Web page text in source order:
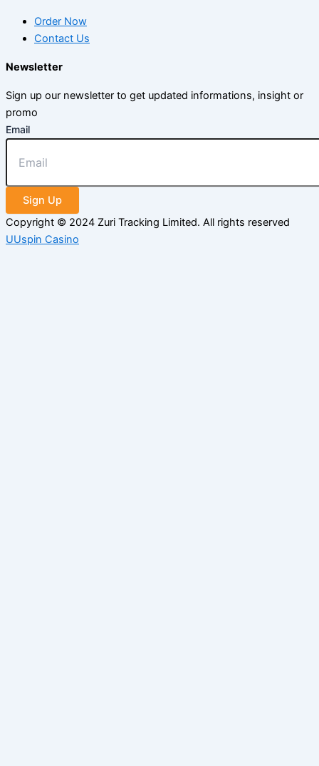
Order Now
Contact Us
Newsletter
Sign up our newsletter to get updated informations, insight or
promo
Email
Sign Up
Copyright © 2024 Zuri Tracking Limited. All rights reserved
UUspin Casino